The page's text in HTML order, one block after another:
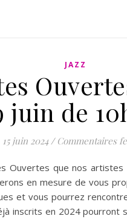
JAZZ
juin de
15 juin 2024 / Commentaires
Ouvertes que nos
en mesure de vous
et vous pourrez
inscrits en 2024 pourront